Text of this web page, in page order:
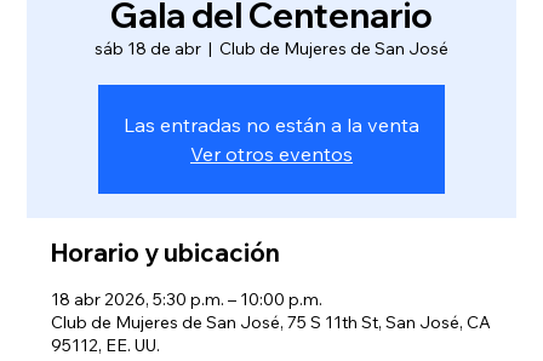
Gala del Centenario
sáb 18 de abr
  |
Club de Mujeres de San José
Las entradas no están a la venta
Ver otros eventos
Horario y ubicación
18 abr 2026, 5:30 p.m. – 10:00 p.m.
Club de Mujeres de San José, 75 S 11th St, San José, CA
95112, EE. UU.